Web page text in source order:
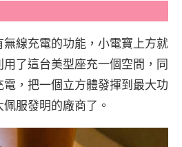
線充電的功能，小電寶上方就
了這台美型座充一個空間，同
，把一個立方體發揮到最大功
服發明的廠商了。